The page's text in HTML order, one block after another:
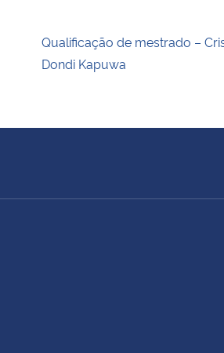
Qualificação de mestrado –
Dondi Kapuwa